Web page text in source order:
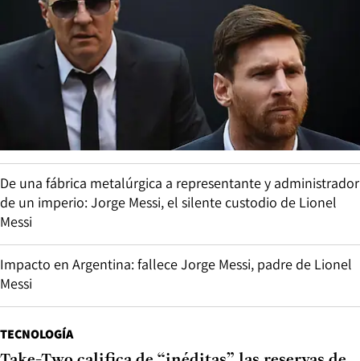
De una fábrica metalúrgica a representante y administrador
de un imperio: Jorge Messi, el silente custodio de Lionel
Messi
Impacto en Argentina: fallece Jorge Messi, padre de Lionel
Messi
TECNOLOGÍA